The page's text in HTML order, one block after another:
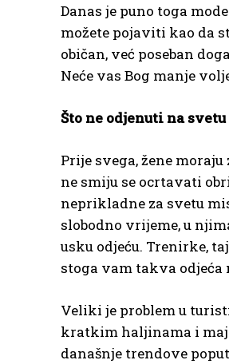
Danas je puno toga
možete pojaviti kao da
običan, već poseban
Neće vas Bog manje
Što ne odjenuti na
Prije svega, žene
ne smiju se ocrtavati
neprikladne za svetu
slobodno vrijeme, u
usku odjeću. Trenirke,
stoga vam takva odjeća
Veliki je problem u
kratkim haljinama i
današnje trendove